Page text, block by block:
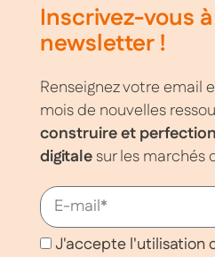
Inscrivez-vous
newsletter !
Renseignez votre email
mois de nouvelles
construire et
digitalesur les marchés
J'accepte l'utilisation